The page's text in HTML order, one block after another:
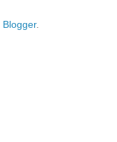
Blogger.